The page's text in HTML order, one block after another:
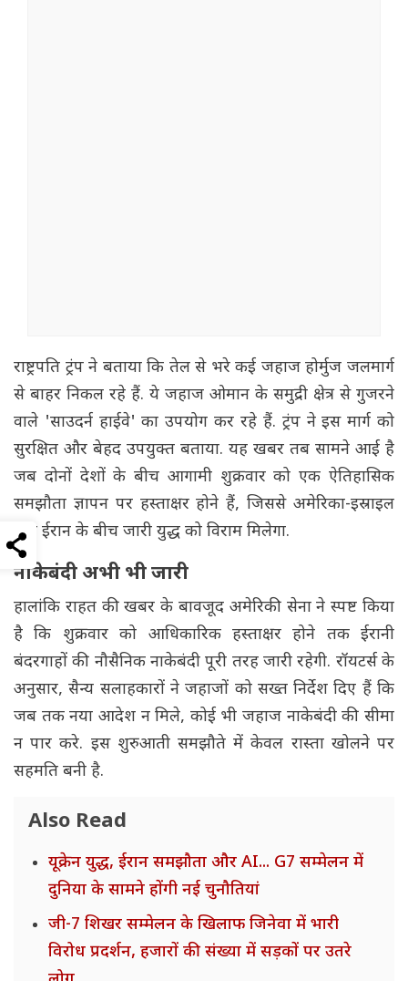
राष्ट्रपति ट्रंप ने बताया कि तेल से भरे कई जहाज होर्मुज जलमार्ग
से बाहर निकल रहे हैं. ये जहाज ओमान के समुद्री क्षेत्र से गुजरने
वाले 'साउदर्न हाईवे' का उपयोग कर रहे हैं. ट्रंप ने इस मार्ग को
सुरक्षित और बेहद उपयुक्त बताया. यह खबर तब सामने आई है
जब दोनों देशों के बीच आगामी शुक्रवार को एक ऐतिहासिक
समझौता ज्ञापन पर हस्ताक्षर होने हैं, जिससे अमेरिका-इस्राइल
और ईरान के बीच जारी युद्ध को विराम मिलेगा.
नाकेबंदी अभी भी जारी
हालांकि राहत की खबर के बावजूद अमेरिकी सेना ने स्पष्ट किया
है कि शुक्रवार को आधिकारिक हस्ताक्षर होने तक ईरानी
बंदरगाहों की नौसैनिक नाकेबंदी पूरी तरह जारी रहेगी. रॉयटर्स के
अनुसार, सैन्य सलाहकारों ने जहाजों को सख्त निर्देश दिए हैं कि
जब तक नया आदेश न मिले, कोई भी जहाज नाकेबंदी की सीमा
न पार करे. इस शुरुआती समझौते में केवल रास्ता खोलने पर
सहमति बनी है.
Also Read
यूक्रेन युद्ध, ईरान समझौता और AI... G7 सम्मेलन में
दुनिया के सामने होंगी नई चुनौतियां
जी-7 शिखर सम्मेलन के खिलाफ जिनेवा में भारी
विरोध प्रदर्शन, हजारों की संख्या में सड़कों पर उतरे